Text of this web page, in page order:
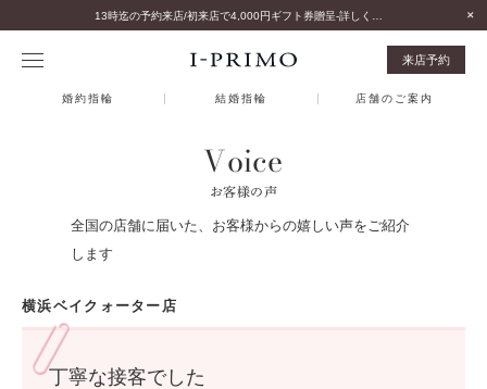
来店予約
婚約指輪 結婚指輪 店舗のご案内
Voice
お客様の声
全国の店舗に届いた、お客様からの嬉しい声をご紹介
します
横浜ベイクォーター店
丁寧な接客でした